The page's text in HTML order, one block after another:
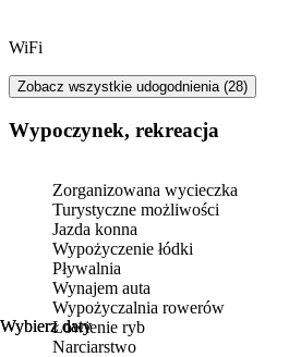
Wybierz daty
Wybierz daty
WiFi
Zobacz wszystkie udogodnienia (28)
Wypoczynek, rekreacja
Zorganizowana wycieczka
Turystyczne możliwości
Jazda konna
Wypożyczenie łódki
Pływalnia
Wynajem auta
Wypożyczalnia rowerów
Łowienie ryb
Narciarstwo